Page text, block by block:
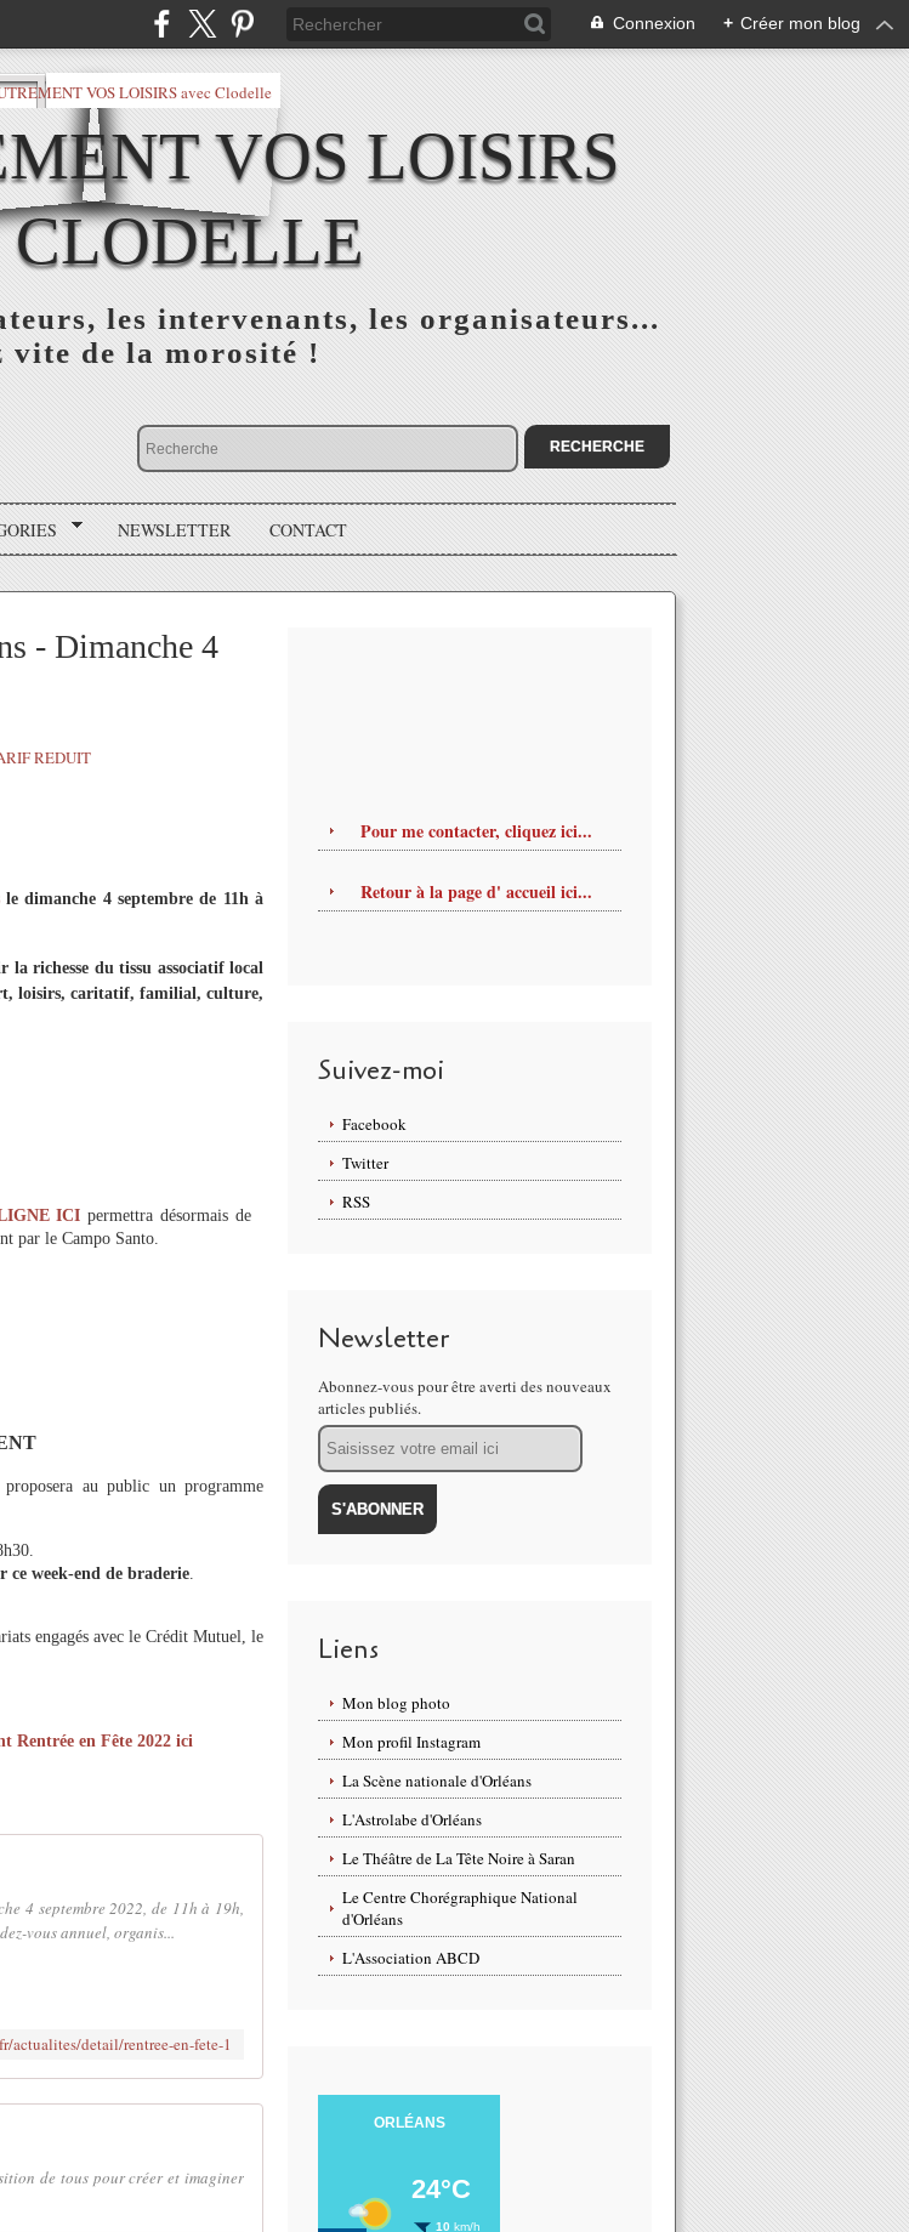
Connexion + Créer mon blog
VOS LOISIRS
CLODELLE
les intervenants, les organisateurs...
vite de la morosité !
NEWSLETTER CONTACT
- Dimanche 4
REDUIT
le dimanche 4 septembre de 11h à
la richesse du tissu associatif local
loisirs, caritatif, familial, culture,
ICI permettra désormais de
par le Campo Santo.
au public un programme
ce week-end de braderie.
engagés avec le Crédit Mutuel, le
Rentrée en Fête 2022 ici
4 septembre 2022, de 11h à 19h,
vous annuel, organis...
actualites/detail/rentree-en-fete-1
de tous pour créer et imaginer
Pour me contacter, cliquez ici...
Retour à la page d' accueil ici...
Suivez-moi
Facebook
Twitter
RSS
Newsletter
Abonnez-vous pour être averti des nouveaux
articles publiés.
Email
Liens
Mon blog photo
Mon profil Instagram
La Scène nationale d'Orléans
L'Astrolabe d'Orléans
Le Théâtre de La Tête Noire à Saran
Le Centre Chorégraphique National
d'Orléans
L'Association ABCD